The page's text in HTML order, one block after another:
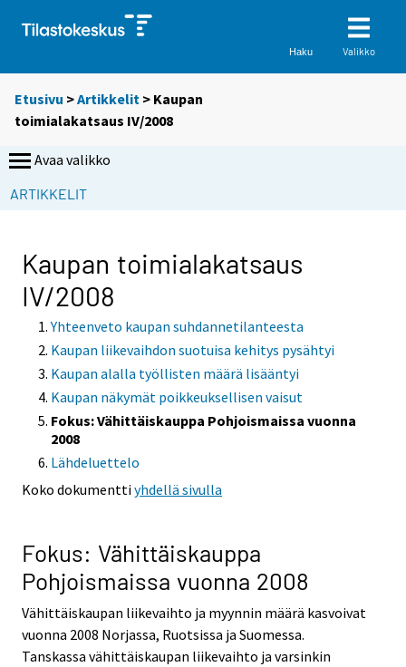
Haku Valikko
Etusivu >Artikkelit > Kaupan
toimialakatsaus IV/2008
Avaa valikko
ARTIKKELIT
Kaupan toimialakatsaus
IV/2008
Yhteenveto kaupan suhdannetilanteesta
Kaupan liikevaihdon suotuisa kehitys pysähtyi
Kaupan alalla työllisten määrä lisääntyi
Kaupan näkymät poikkeuksellisen vaisut
Fokus: Vähittäiskauppa Pohjoismaissa vuonna
2008
Lähdeluettelo
Koko dokumenttiyhdellä sivulla
Fokus: Vähittäiskauppa
Pohjoismaissa vuonna 2008
Vähittäiskaupan liikevaihto ja myynnin määrä kasvoivat
vuonna 2008 Norjassa, Ruotsissa ja Suomessa.
Tanskassa vähittäiskaupan liikevaihto ja varsinkin